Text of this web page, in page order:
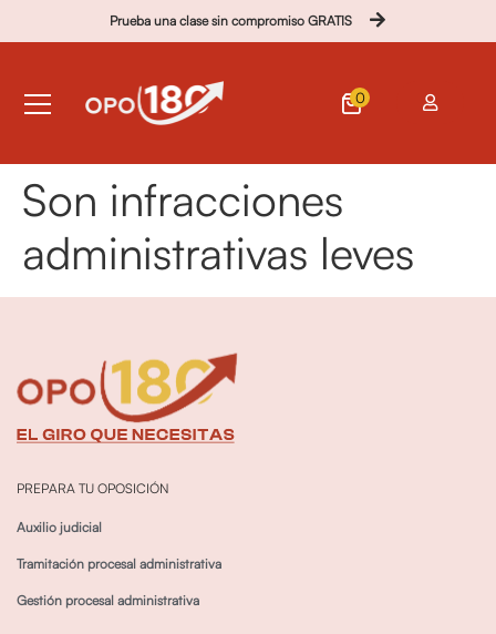
Prueba una clase sin compromiso GRATIS
0
Son infracciones
administrativas leves
PREPARA TU OPOSICIÓN
Auxilio judicial
Tramitación procesal administrativa
Gestión procesal administrativa